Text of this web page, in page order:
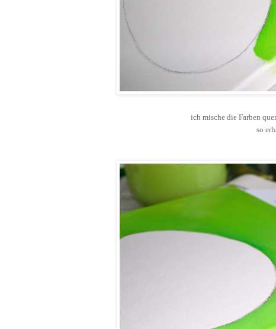
ich mische die Farben
so